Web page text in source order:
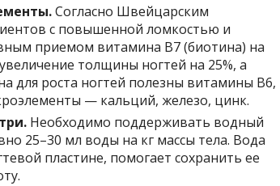
Согласно Швейцарским
с повышенной ломкостью и
приемом витамина В7 (биотина) на
толщины ногтей на 25%, а
для роста ногтей полезны витамины В6,
— кальций, железо, цинк.
Необходимо поддерживать водный
25–30 мл воды на кг массы тела. Вода
пластине, помогает сохранить ее